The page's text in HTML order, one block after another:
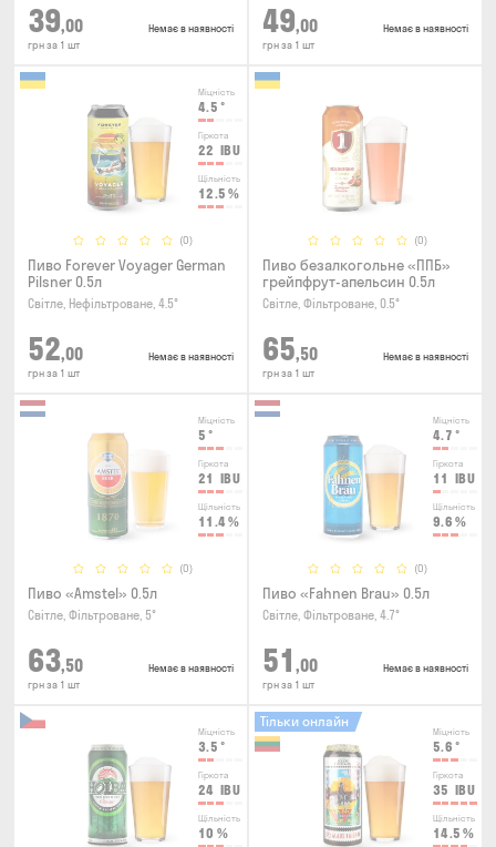
39,00
грн за 1 шт
Немає в наявності 49,00
грн за 1 шт
Немає в наявності
Міцність
4.5 °
Гіркота
22 IBU
Щільність
12.5 %
(0)
Пиво Forever Voyager German
Pilsner 0.5л
Світле, Нефільтроване, 4.5°
52,00
грн за 1 шт
Немає в наявності
(0)
Пиво безалкогольне «ППБ»
грейпфрут-апельсин 0.5л
Світле, Фільтроване, 0.5°
65,50
грн за 1 шт
Немає в наявності
Міцність
5 °
Гіркота
21 IBU
Щільність
11.4 %
(0)
Пиво «Amstel» 0.5л
Світле, Фільтроване, 5°
63,50
грн за 1 шт
Немає в наявності
Міцність
4.7 °
Гіркота
11 IBU
Щільність
9.6 %
(0)
Пиво «Fahnen Brau» 0.5л
Світле, Фільтроване, 4.7°
51 ,00
грн за 1 шт
Немає в наявності
Міцність
3.5 °
Гіркота
24 IBU
Щільність
10 %
Міцність
5.6 °
Гіркота
35 IBU
Щільність
14.5 %
Тільки онлайн